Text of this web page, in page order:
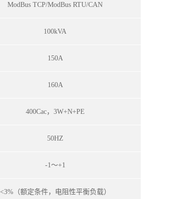
ModBus TCP/ModBus RTU/CAN
100kVA
150A
160A
400Cac，3W+N+PE
50HZ
-1～+1
<3%（额定条件，电阻性平衡负载）